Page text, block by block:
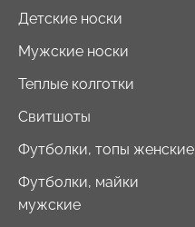
Детские носки
Мужские носки
Теплые колготки
Свитшоты
Футболки, топы женские
Футболки, майки
мужские